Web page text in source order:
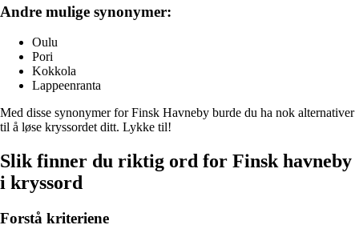
Andre mulige synonymer:
Oulu
Pori
Kokkola
Lappeenranta
Med disse synonymer for Finsk Havneby burde du ha nok alternativer
til å løse kryssordet ditt. Lykke til!
Slik finner du riktig ord for Finsk havneby
i kryssord
Forstå kriteriene